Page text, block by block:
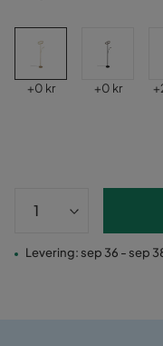
Pris
Pris
+0 kr Pris
+0 kr +
Levering: sep 36 - sep